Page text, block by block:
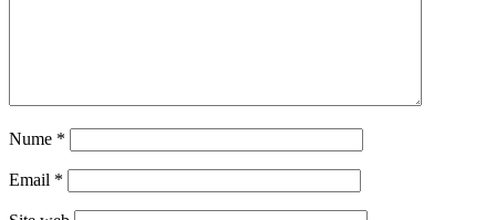
Nume *
Email *